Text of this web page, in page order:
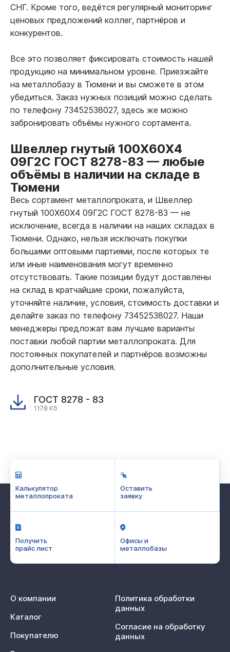
СНГ. Кроме того, ведётся регулярный мониторинг
ценовых предложений коллег, партнёров и
конкурентов.
Все это позволяет фиксировать стоимость нашей
продукцию на минимальном уровне. Приезжайте
на металлобазу в Тюмени и вы сможете в этом
убедиться. Заказ нужных позиций можно сделать
по телефону 73452538027, здесь же можно
забронировать объёмы нужного сортамента.
Швеллер гнутый 100Х60Х4
09Г2С ГОСТ 8278-83 — любые
объёмы в наличии на складе в
Тюмени
Весь сортамент металлопроката, и Швеллер
гнутый 100Х60Х4 09Г2С ГОСТ 8278-83 — не
исключение, всегда в наличии на наших складах в
Тюмени. Однако, нельзя исключать покупки
большими оптовыми партиями, после которых те
или иные наименования могут временно
отсутствовать. Такие позиции будут доставлены
на склад в кратчайшие сроки, пожалуйста,
уточняйте наличие, условия, стоимость доставки и
делайте заказ по телефону 73452538027. Наши
менеджеры предложат вам лучшие варианты
поставки любой партии металлопроката. Для
постоянных покупателей и партнёров возможны
дополнительные условия.
ГОСТ 8278 - 83
1178 Кб
Калькулятор
металлопроката
Оставить
заявку
Получить
прайс лист
Офисы и
металлобазы
О компании
Каталог
Покупателю
Политика обработки
данных
Согласие на обработку
данных